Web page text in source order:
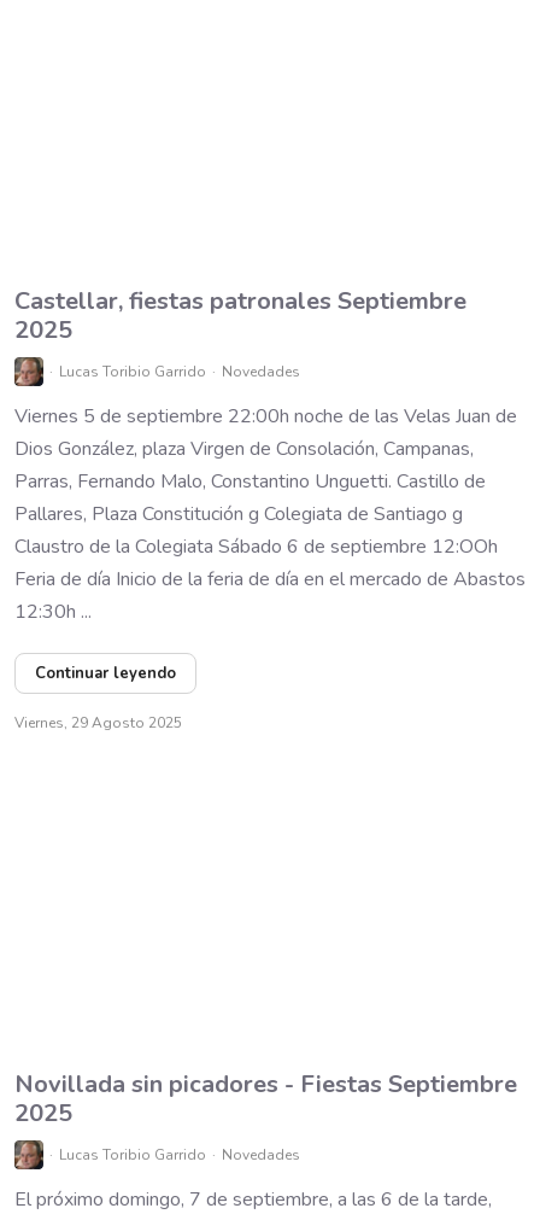
Castellar, fiestas patronales Septiembre
2025
Lucas Toribio Garrido Novedades
Viernes 5 de septiembre 22:00h noche de las Velas Juan de
Dios González, plaza Virgen de Consolación, Campanas,
Parras, Fernando Malo, Constantino Unguetti. Castillo de
Pallares, Plaza Constitución g Colegiata de Santiago g
Claustro de la Colegiata Sábado 6 de septiembre 12:OOh
Feria de día Inicio de la feria de día en el mercado de Abastos
12:30h ...
Continuar leyendo
Viernes, 29 Agosto 2025
Novillada sin picadores - Fiestas Septiembre
2025
Lucas Toribio Garrido Novedades
El próximo domingo, 7 de septiembre, a las 6 de la tarde,